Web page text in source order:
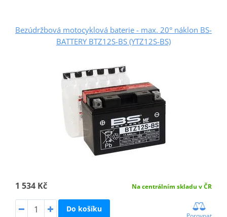
Bezúdržbová motocyklová baterie - max. 20° náklon BS-
BATTERY BTZ12S-BS (YTZ12S-BS)
1 534 Kč Na centrálním skladu v ČR
Do košíku